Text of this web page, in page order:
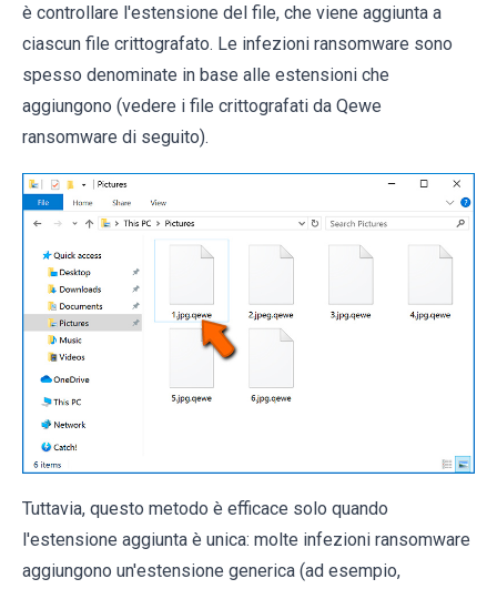
è controllare l'estensione del file, che viene aggiunta a
ciascun file crittografato. Le infezioni ransomware sono
spesso denominate in base alle estensioni che
aggiungono (vedere i file crittografati da Qewe
ransomware di seguito).
Tuttavia, questo metodo è efficace solo quando
l'estensione aggiunta è unica: molte infezioni ransomware
aggiungono un'estensione generica (ad esempio,